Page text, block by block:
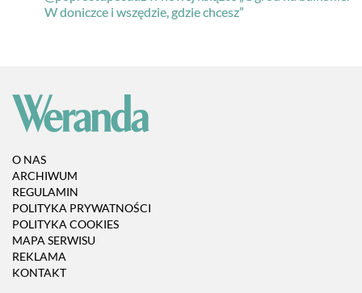
W doniczce i wszędzie, gdzie chcesz”
O NAS
ARCHIWUM
REGULAMIN
POLITYKA PRYWATNOŚCI
POLITYKA COOKIES
MAPA SERWISU
REKLAMA
KONTAKT